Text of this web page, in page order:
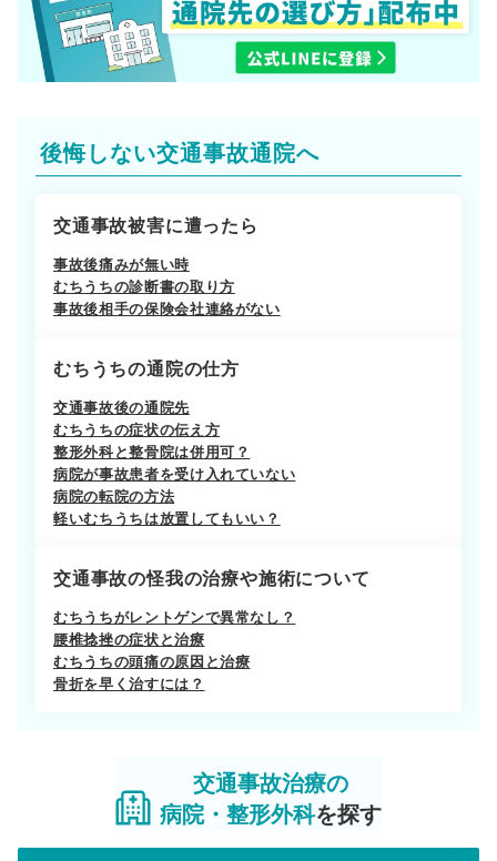
後悔しない交通事故通院へ
交通事故被害に遭ったら
事故後痛みが無い時
むちうちの診断書の取り方
事故後相手の保険会社連絡がない
むちうちの通院の仕方
交通事故後の通院先
むちうちの症状の伝え方
整形外科と整骨院は併用可？
病院が事故患者を受け入れていない
病院の転院の方法
軽いむちうちは放置してもいい？
交通事故の怪我の治療や施術について
むちうちがレントゲンで異常なし？
腰椎捻挫の症状と治療
むちうちの頭痛の原因と治療
骨折を早く治すには？
交通事故治療の
病院・整形外科を探す